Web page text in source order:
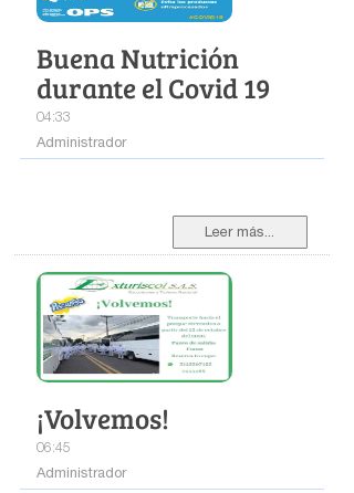
Buena Nutrición
durante el Covid 19
04:33
Administrador
Leer más...
¡Volvemos!
06:45
Administrador